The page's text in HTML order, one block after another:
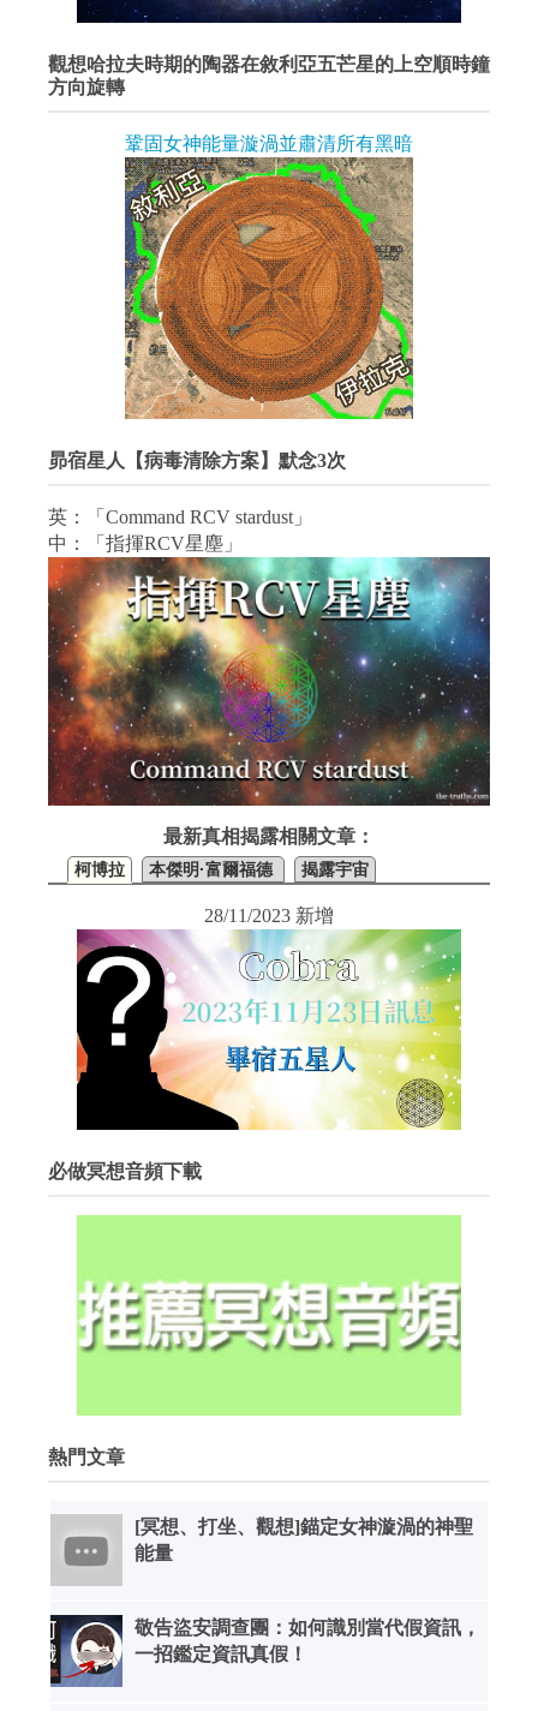
觀想哈拉夫時期的陶器在敘利亞五芒星的上空順時鐘
方向旋轉
鞏固女神能量漩渦並肅清所有黑暗
昴宿星人【病毒清除方案】默念3次
英：「Command RCV stardust」
中：「指揮RCV星塵」
最新真相揭露相關文章：
柯博拉 本傑明·富爾福德 揭露宇宙
28/11/2023 新增
必做冥想音頻下載
熱門文章
[冥想、打坐、觀想]錨定女神漩渦的神聖
能量
敬告盜安調查團：如何識別當代假資訊，
一招鑑定資訊真假！